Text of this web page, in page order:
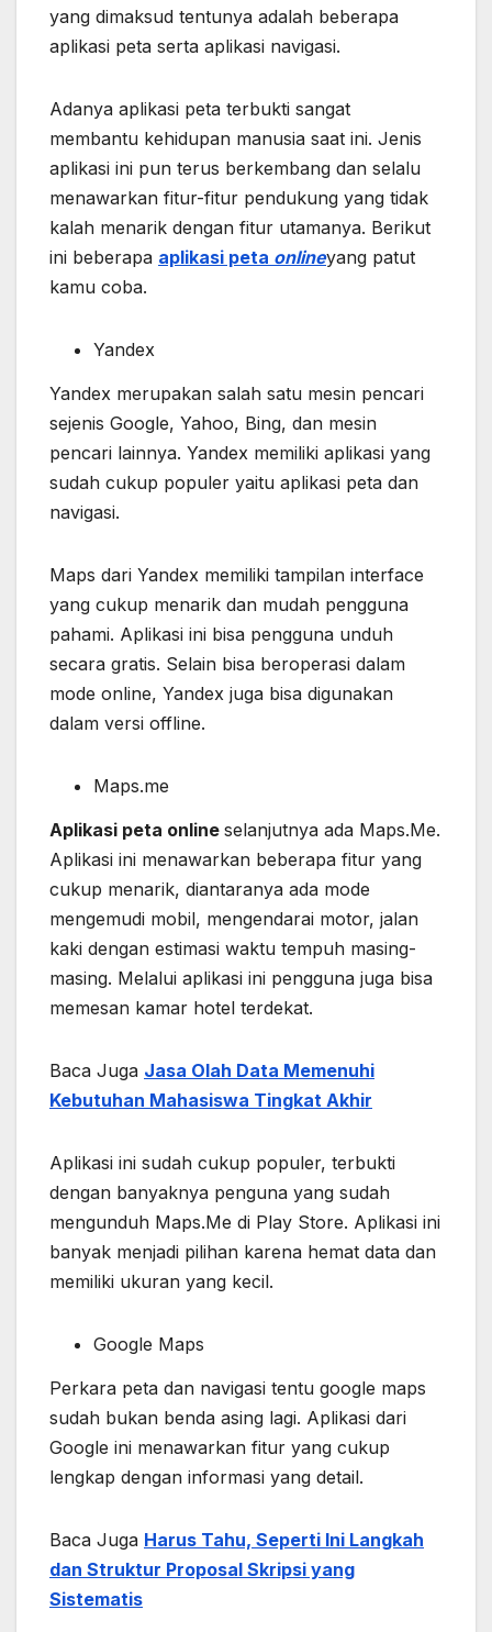
yang dimaksud tentunya adalah beberapa
aplikasi peta serta aplikasi navigasi.
Adanya aplikasi peta terbukti sangat
membantu kehidupan manusia saat ini. Jenis
aplikasi ini pun terus berkembang dan selalu
menawarkan fitur-fitur pendukung yang tidak
kalah menarik dengan fitur utamanya. Berikut
ini beberapa aplikasi peta onlineyang patut
kamu coba.
Yandex
Yandex merupakan salah satu mesin pencari
sejenis Google, Yahoo, Bing, dan mesin
pencari lainnya. Yandex memiliki aplikasi yang
sudah cukup populer yaitu aplikasi peta dan
navigasi.
Maps dari Yandex memiliki tampilan interface
yang cukup menarik dan mudah pengguna
pahami. Aplikasi ini bisa pengguna unduh
secara gratis. Selain bisa beroperasi dalam
mode online, Yandex juga bisa digunakan
dalam versi offline.
Maps.me
Aplikasi peta online selanjutnya ada Maps.Me.
Aplikasi ini menawarkan beberapa fitur yang
cukup menarik, diantaranya ada mode
mengemudi mobil, mengendarai motor, jalan
kaki dengan estimasi waktu tempuh masing-
masing. Melalui aplikasi ini pengguna juga bisa
memesan kamar hotel terdekat.
Baca Juga Jasa Olah Data Memenuhi
Kebutuhan Mahasiswa Tingkat Akhir
Aplikasi ini sudah cukup populer, terbukti
dengan banyaknya penguna yang sudah
mengunduh Maps.Me di Play Store. Aplikasi ini
banyak menjadi pilihan karena hemat data dan
memiliki ukuran yang kecil.
Google Maps
Perkara peta dan navigasi tentu google maps
sudah bukan benda asing lagi. Aplikasi dari
Google ini menawarkan fitur yang cukup
lengkap dengan informasi yang detail.
Baca Juga Harus Tahu, Seperti Ini Langkah
dan Struktur Proposal Skripsi yang
Sistematis